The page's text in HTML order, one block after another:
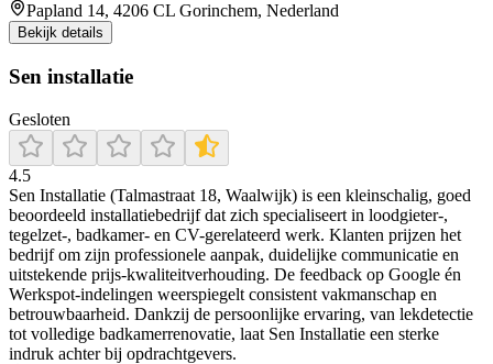
Papland 14, 4206 CL Gorinchem, Nederland
Bekijk details
Sen installatie
Gesloten
4.5
Sen Installatie (Talmastraat 18, Waalwijk) is een kleinschalig, goed
beoordeeld installatiebedrijf dat zich specialiseert in loodgieter-,
tegelzet-, badkamer- en CV-gerelateerd werk. Klanten prijzen het
bedrijf om zijn professionele aanpak, duidelijke communicatie en
uitstekende prijs‑kwaliteitverhouding. De feedback op Google én
Werkspot-indelingen weerspiegelt consistent vakmanschap en
betrouwbaarheid. Dankzij de persoonlijke ervaring, van lekdetectie
tot volledige badkamerrenovatie, laat Sen Installatie een sterke
indruk achter bij opdrachtgevers.